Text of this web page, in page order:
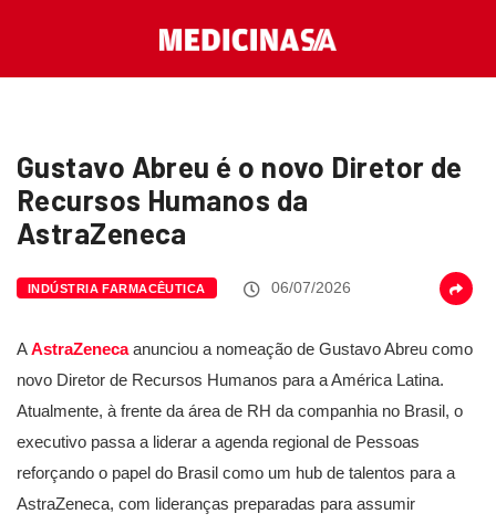
Gustavo Abreu é o novo Diretor de
Recursos Humanos da
AstraZeneca
INDÚSTRIA FARMACÊUTICA 06/07/2026
AAstraZeneca anunciou a nomeação de Gustavo Abreu como
novo Diretor de Recursos Humanos para a América Latina.
Atualmente, à frente da área de RH da companhia no Brasil, o
executivo passa a liderar a agenda regional de Pessoas
reforçando o papel do Brasil como um hub de talentos para a
AstraZeneca, com lideranças preparadas para assumir